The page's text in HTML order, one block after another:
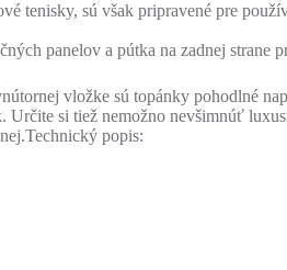
tenisky, sú však pripravené pre
panelov a pútka na zadnej strane
vložke sú topánky pohodlné
si tiež nemožno nevšimnúť
popis: